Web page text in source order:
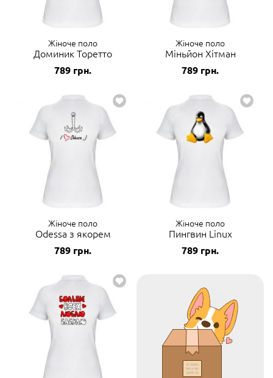
Жіноче поло
Доминик Торетто
789 грн.
Жіноче поло
Міньйон Хітман
789 грн.
Жіноче поло
Odessa з якорем
789 грн.
Жіноче поло
Пингвин Linux
789 грн.